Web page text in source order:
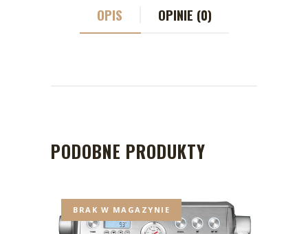
OPIS OPINIE (0)
PODOBNE PRODUKTY
BRAK W MAGAZYNIE